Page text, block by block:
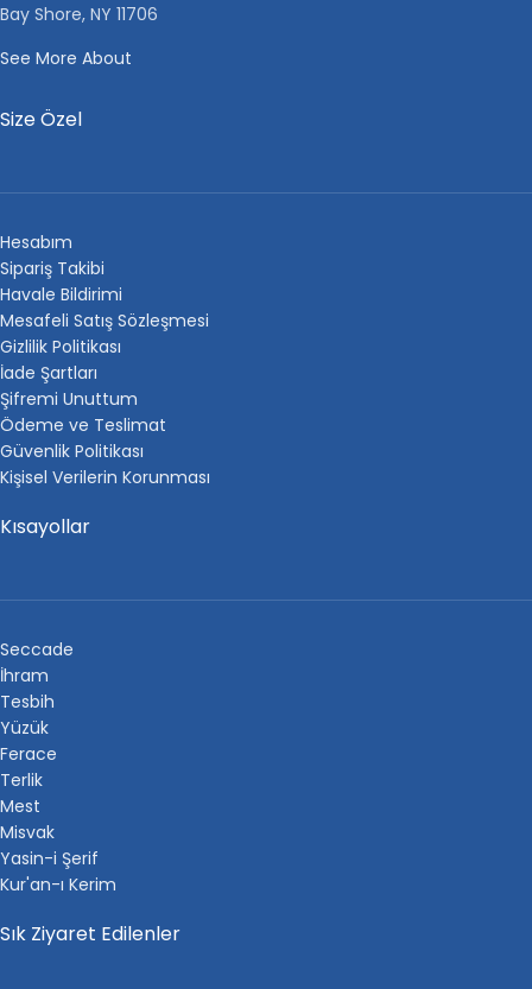
Bay Shore, NY 11706
See More About
Size Özel
Hesabım
Sipariş Takibi
Havale Bildirimi
Mesafeli Satış Sözleşmesi
Gizlilik Politikası
İade Şartları
Şifremi Unuttum
Ödeme ve Teslimat
Güvenlik Politikası
Kişisel Verilerin Korunması
Kısayollar
Seccade
İhram
Tesbih
Yüzük
Ferace
Terlik
Mest
Misvak
Yasin-i Şerif
Kur'an-ı Kerim
Sık Ziyaret Edilenler